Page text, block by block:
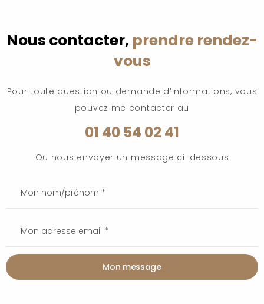
Nous contacter, prendre rendez-
vous
Pour toute question ou demande d’informations, vous
pouvez me contacter au
01 40 54 02 41
Ou nous envoyer un message ci-dessous
Mon message